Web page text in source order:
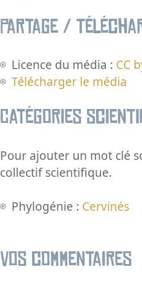
Partage /
Licence du média : CC
Télécharger le média
Catégories
Pour ajouter un mot clé
collectif scientifique.
Phylogénie : Cervinés
Vos commentaires